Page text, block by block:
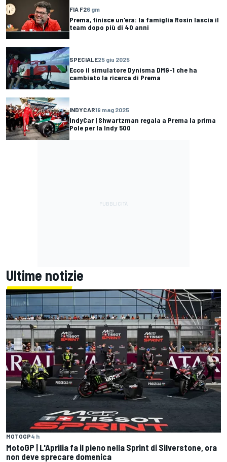
FIA F26 gm
Prema, finisce un'era: la famiglia Rosin lascia il
team dopo più di 40 anni
SPECIALE25 giu 2025
Ecco il simulatore Dynisma DMG-1 che ha
cambiato la ricerca di Prema
INDYCAR19 mag 2025
IndyCar | Shwartzman regala a Prema la prima
Pole per la Indy 500
Ultime notizie
MOTOGP4 h
MotoGP | L'Aprilia fa il pieno nella Sprint di Silverstone, ora
non deve sprecare domenica